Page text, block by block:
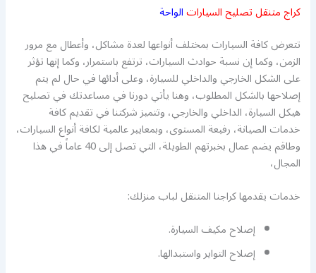
كراج متنقل تصليح السياراتالواحة
تتعرض كافة السيارات بمختلف أنواعها لعدة مشاكل، وأعطال مع مرور
الزمن، وكما إن نسبة حوادث السيارات، ترتفع باستمرار، وكما إنها تؤثر
على الشكل الخارجي والداخلي للسيارة، وعلى أدائها في حال لم يتم
إصلاحها بالشكل المطلوب، وهنا يأتي دورنا في مساعدتك في تصليح
هيكل السيارة، الداخلي والخارجي، وتتميز شركتنا في تقديم كافة
خدمات الصيانة، رفيعة المستوى، وبمعايير عالمية لكافة أنواع السيارات،
وطاقم يضم عمال بخبرتهم الطويلة، التي تصل إلى 40 عاماً في هذا
المجال،
خدمات يقدمها كراجنا المتنقل لباب منزلك:
إصلاح مكيف السيارة.
إصلاح التواير واستبدالها.